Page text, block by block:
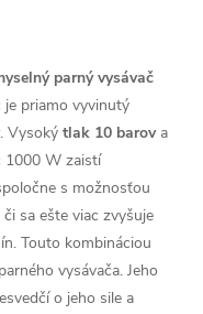
parný vysávač
je priamo vyvinutý
. Vysoký tlak 10 barova
1000 W zaistí
s možnosťou
sa ešte viac zvyšuje
Touto kombináciou
vysávača. Jeho
o jeho sile a